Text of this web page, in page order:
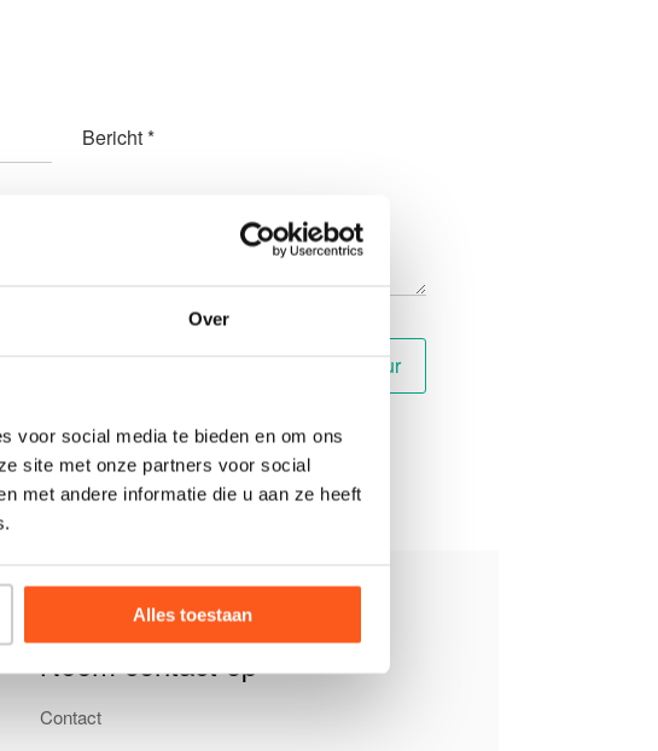
Over
voor social media te bieden en om ons
site met onze partners voor social
met andere informatie die u aan ze heeft
Alles toestaan
Bericht *
Neem contact op
Contact